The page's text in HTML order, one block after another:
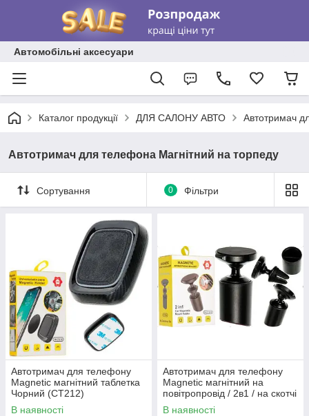
Автомобільні аксесуари
Каталог продукції ДЛЯ САЛОНУ АВТО Автотримач
Автотримач для телефона Магнітний на торпеду
Сортування 0 Фільтри
Автотримач для телефону
Magnetic магнітний таблетка
Чорний (CT212)
В наявності
Автотримач для телефону
Magnetic магнітний на
повітропровід / 2в1 / на скотчі
Чорний (CT215)
В наявності